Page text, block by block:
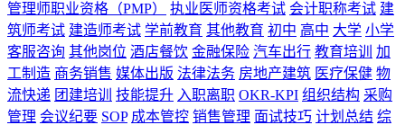
管理师职业资格（PMP）
执业医师资格考试 会计职称考试 建
筑师考试 建造师考试 学前教育 其他教育 初中 高中 大学 小学
客服咨询 其他岗位 酒店餐饮 金融保险 汽车出行 教育培训
加
工制造 商务销售 媒体出版 法律法务 房地产建筑 医疗保健 物
流快递 团建培训 技能提升 入职离职 OKR-KPI 组织结构 采购
管理 会议纪要 SOP 成本管控 销售管理 面试技巧 计划总结 综